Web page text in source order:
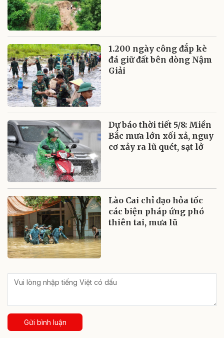
1.200 ngày công đắp kè
đá giữ đất bên dòng Nậm
Giải
Dự báo thời tiết 5/8: Miền
Bắc mưa lớn xối xả, nguy
cơ xảy ra lũ quét, sạt lở
Lào Cai chỉ đạo hỏa tốc
các biện pháp ứng phó
thiên tai, mưa lũ
Gửi bình luận